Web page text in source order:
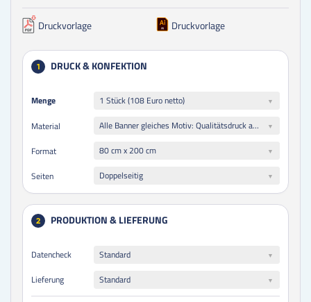
Druckvorlage Druckvorlage
1 DRUCK & KONFEKTION
Menge 1 Stück (108 Euro netto)
Menge
Material
Alle Banner gleiches Motiv: Qualitätsdruck auf 180 g/qm PP-Banner, blickdicht, reißfest und PVC-frei (ideal geeignet für brillanten Farbdruck in höchster Qualität)
Format
80 cm x 200 cm
Seiten
Doppelseitig
2 PRODUKTION & LIEFERUNG
Datencheck
Standard
Lieferung
Standard